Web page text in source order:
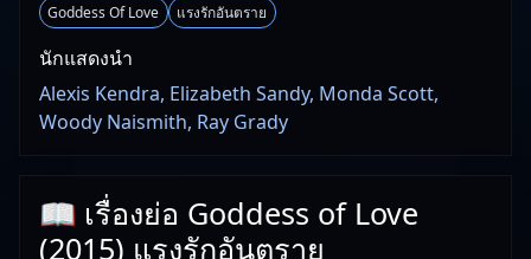
Goddess Of Love แรงรักอันตราย
นักแสดงนำ
Alexis Kendra, Elizabeth Sandy, Monda Scott,
Woody Naismith, Ray Grady
📖 เรื่องย่อ Goddess of Love
(2015) แรงรักอันตราย